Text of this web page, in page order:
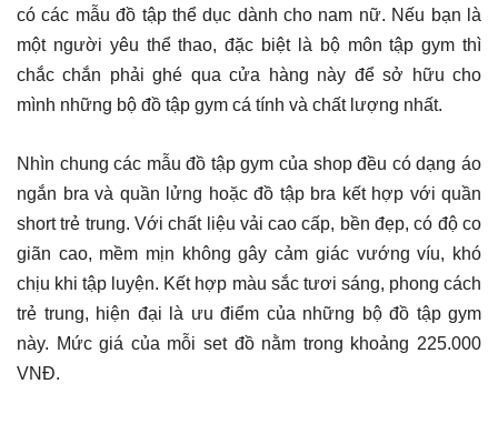
có các mẫu đồ tập thể dục dành cho nam nữ. Nếu bạn là
một người yêu thể thao, đặc biệt là bộ môn tập gym thì
chắc chắn phải ghé qua cửa hàng này để sở hữu cho
mình những bộ đồ tập gym cá tính và chất lượng nhất.
Nhìn chung các mẫu đồ tập gym của shop đều có dạng áo
ngắn bra và quần lửng hoặc đồ tập bra kết hợp với quần
short trẻ trung. Với chất liệu vải cao cấp, bền đẹp, có độ co
giãn cao, mềm mịn không gây cảm giác vướng víu, khó
chịu khi tập luyện. Kết hợp màu sắc tươi sáng, phong cách
trẻ trung, hiện đại là ưu điểm của những bộ đồ tập gym
này. Mức giá của mỗi set đồ nằm trong khoảng 225.000
VNĐ.